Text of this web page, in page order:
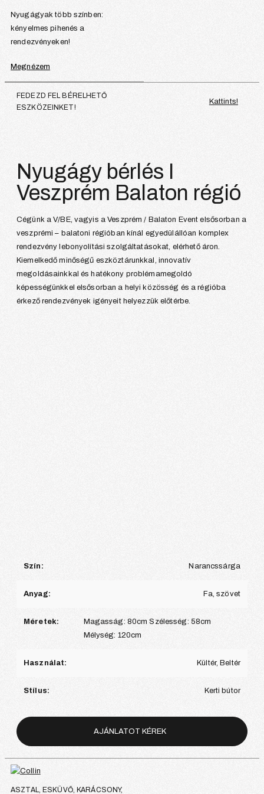
Nyugágyak több színben:
kényelmes pihenés a
rendezvényeken!
Megnézem
FEDEZD FEL BÉRELHETŐ
ESZKÖZEINKET!
Kattints!
Nyugágy bérlés I
Veszprém Balaton régió
Cégünk a V/BE, vagyis a Veszprém / Balaton Event elsősorban a
veszprémi – balatoni régióban kínál egyedülállóan komplex
rendezvény lebonyolítási szolgáltatásokat, elérhető áron.
Kiemelkedő minőségű eszköztárunkkal, innovatív
megoldásainkkal és hatékony problémamegoldó
képességünkkel elsősorban a helyi közösség és a régióba
érkező rendezvények igényeit helyezzük előtérbe.
Szín: Narancssárga
Anyag: Fa, szövet
Méretek:
Magasság: 80cm Szélesség: 58cm
Mélység: 120cm
Használat: Kültér, Beltér
Stílus: Kerti bútor
AJÁNLATOT KÉREK
ASZTAL, ESKÜVŐ, KARÁCSONY,